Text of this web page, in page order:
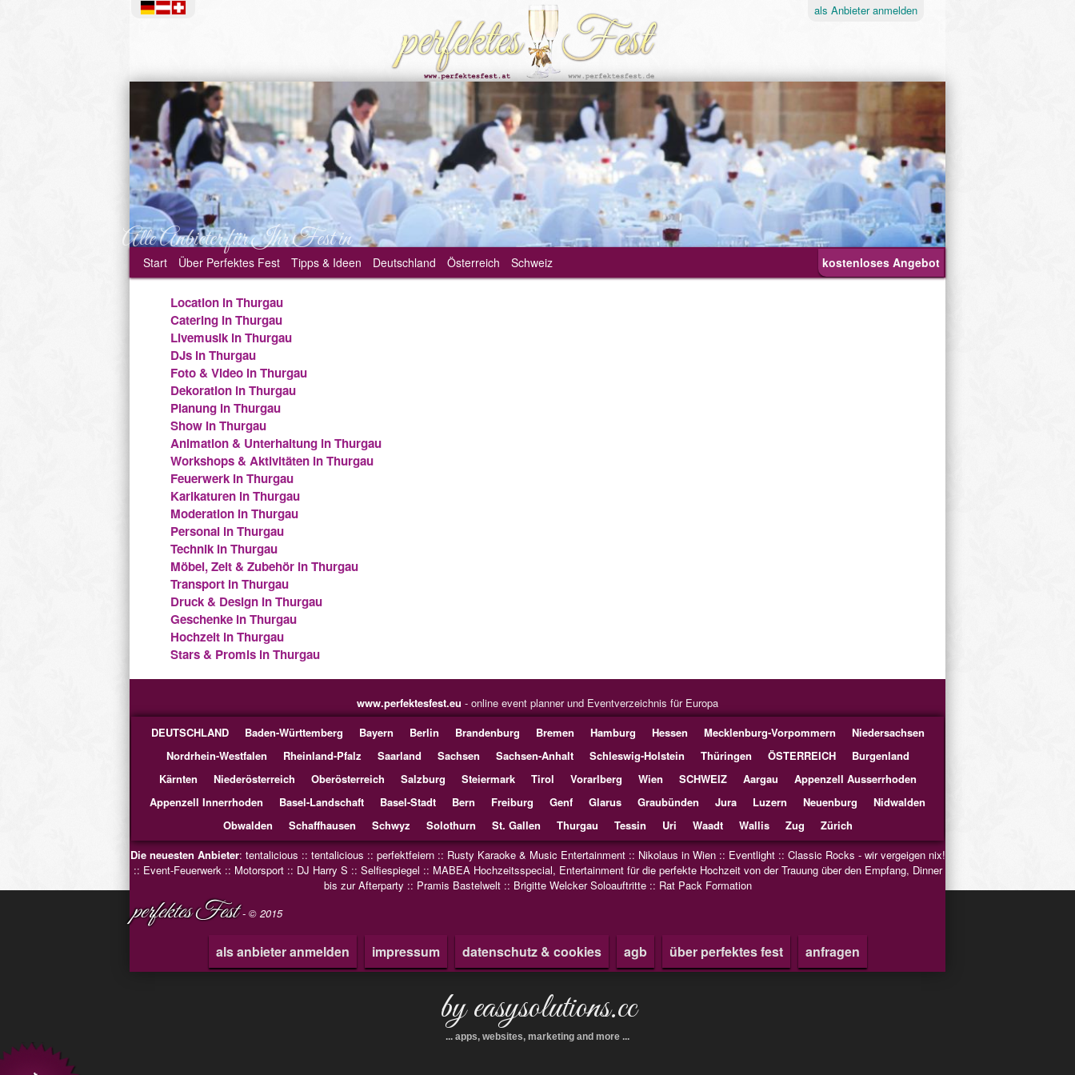
als Anbieteranmelden
Start Über Perfektes Fest Tipps & Ideen Deutschland Österreich
Schweiz
kostenloses Angebot
Alle Anbieter für Ihr Fest in
Location in Thurgau
Catering in Thurgau
Livemusik in Thurgau
DJs in Thurgau
Foto & Video in Thurgau
Dekoration in Thurgau
Planung in Thurgau
Show in Thurgau
Animation & Unterhaltung in Thurgau
Workshops & Aktivitäten in Thurgau
Feuerwerk in Thurgau
Karikaturen in Thurgau
Moderation in Thurgau
Personal in Thurgau
Technik in Thurgau
Möbel, Zelt & Zubehör in Thurgau
Transport in Thurgau
Druck & Design in Thurgau
Geschenke in Thurgau
Hochzeit in Thurgau
Stars & Promis in Thurgau
www.perfektesfest.eu - online event planner und Eventverzeichnis für Europa
DEUTSCHLAND
Baden-Württemberg Bayern Berlin Brandenburg Bremen Hamburg Hessen Mecklenburg-Vorpommern
Niedersachsen
Nordrhein-Westfalen
Rheinland-Pfalz Saarland Sachsen Sachsen-Anhalt Schleswig-Holstein Thüringen ÖSTERREICH
Burgenland
Kärnten
Niederösterreich Oberösterreich Salzburg Steiermark Tirol Vorarlberg Wien SCHWEIZ Aargau
Appenzell Ausserrhoden
Appenzell Innerrhoden
Basel-Landschaft Basel-Stadt Bern Freiburg Genf Glarus Graubünden Jura Luzern Neuenburg
Nidwalden
Obwalden
Schaffhausen Schwyz Solothurn St. Gallen Thurgau Tessin Uri Waadt Wallis Zug
Zürich
Die neuesten Anbieter: tentalicious :: tentalicious :: perfektfeiern:: Rusty Karaoke & Music Entertainment:: Nikolaus in Wien:: Eventlight:: Classic Rocks - wir vergeigen nix!
:: Event-Feuerwerk:: Motorsport:: DJ Harry S :: Selfiespiegel :: MABEA Hochzeitsspecial, Entertainment für die perfekte Hochzeit von der Trauung über den Empfang, Dinner
bis zur Afterparty :: Pramis Bastelwelt:: Brigitte Welcker Soloauftritte:: Rat Pack Formation
perfektes Fest- © 2015
als anbieter anmelden impressum datenschutz & cookies agb über perfektes fest anfragen
by easysolutions.cc
... apps, websites, marketing and more ...